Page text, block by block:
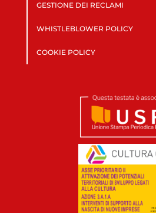
GESTIONE DEI RECLAMI
WHISTLEBLOWER POLICY
COOKIE POLICY